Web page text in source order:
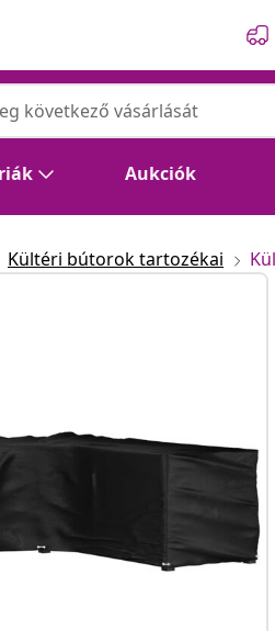
Aukciók
Kültéri bútorok tartozékai